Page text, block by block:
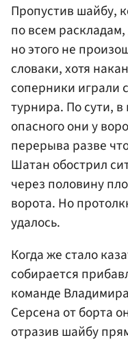
Пропустив шайбу,
по всем
но этого не
словаки, хотя
соперники играли
турнира. По сути,
опасного они у
перерыва разве
Шатан обострил
через половину
ворота. Но
удалось.
Когда же стало
собирается
команде
Серсена от борта
отразив шайбу